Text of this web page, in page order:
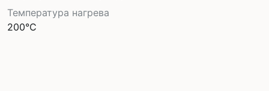
Температура нагрева
200°С